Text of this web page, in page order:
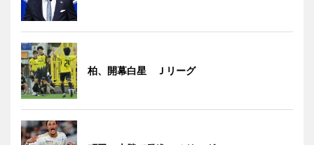
柏、開幕白星 Ｊリーグ